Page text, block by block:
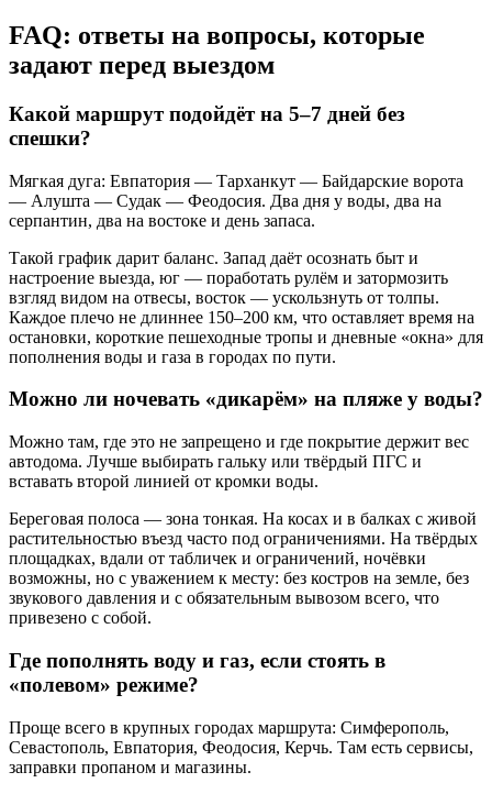
FAQ: ответы на вопросы, которые
задают перед выездом
Какой маршрут подойдёт на 5–7 дней без
спешки?
Мягкая дуга: Евпатория — Тарханкут — Байдарские ворота
— Алушта — Судак — Феодосия. Два дня у воды, два на
серпантин, два на востоке и день запаса.
Такой график дарит баланс. Запад даёт осознать быт и
настроение выезда, юг — поработать рулём и затормозить
взгляд видом на отвесы, восток — ускользнуть от толпы.
Каждое плечо не длиннее 150–200 км, что оставляет время на
остановки, короткие пешеходные тропы и дневные «окна» для
пополнения воды и газа в городах по пути.
Можно ли ночевать «дикарём» на пляже у воды?
Можно там, где это не запрещено и где покрытие держит вес
автодома. Лучше выбирать гальку или твёрдый ПГС и
вставать второй линией от кромки воды.
Береговая полоса — зона тонкая. На косах и в балках с живой
растительностью въезд часто под ограничениями. На твёрдых
площадках, вдали от табличек и ограничений, ночёвки
возможны, но с уважением к месту: без костров на земле, без
звукового давления и с обязательным вывозом всего, что
привезено с собой.
Где пополнять воду и газ, если стоять в
«полевом» режиме?
Проще всего в крупных городах маршрута: Симферополь,
Севастополь, Евпатория, Феодосия, Керчь. Там есть сервисы,
заправки пропаном и магазины.